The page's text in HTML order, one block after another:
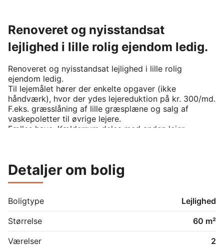
Renoveret og nyisstandsat
lejlighed i lille rolig ejendom ledig.
Renoveret og nyisstandsat lejlighed i lille rolig
ejendom ledig.
Til lejemålet hører der enkelte opgaver (ikke
håndværk), hvor der ydes lejereduktion på kr. 300/md.
F.eks. græsslåning af lille græsplæne og salg af
vaskepoletter til øvrige lejere.
Fælles have. Kælderrum deles med anden lejer.
Dep.: 3 mdrs. depositum + 2 mdrs. forudbetalt leje
(sidstnævnte kan afdrages over 2 måneder).
beskæftigelse og telefonnumre.
26-02-03
Detaljer om bolig
Boligtype
Lejlighed
Størrelse
60 m²
Værelser
2